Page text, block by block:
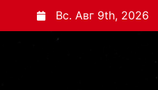
е
Вс. Авг 9th, 2026